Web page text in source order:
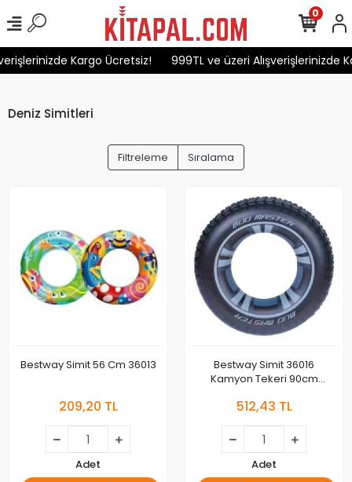
Kargo Ücretsiz! 999TL ve üzeri Alışverişlerinizde
0
Deniz Simitleri
Filtreleme Sıralama
Bestway Simit 56 Cm 36013
209,20 TL
Adet
Bestway Simit 36016
Kamyon Tekeri 90cm
512,43 TL
Adet